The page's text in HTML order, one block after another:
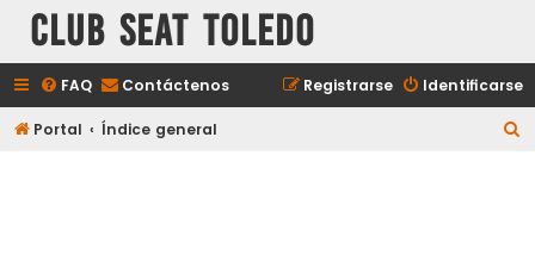
Club Seat Toledo
FAQ Contáctenos Identificarse
Registrarse
Portal Índice general